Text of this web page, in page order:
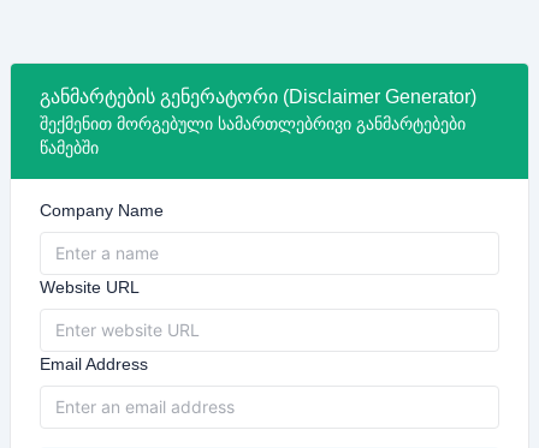
განმარტების გენერატორი (Disclaimer Generator)
შექმენით მორგებული სამართლებრივი განმარტებები
წამებში
Company Name
Website URL
Email Address